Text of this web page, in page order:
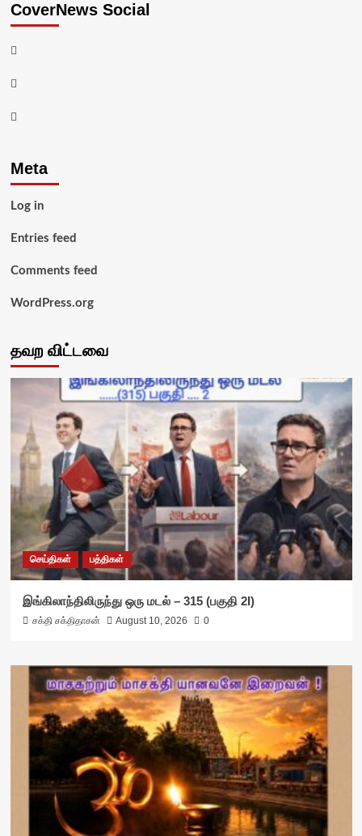
CoverNews Social
Facebook
Twitter
Youtube
Meta
Log in
Entries feed
Comments feed
WordPress.org
தவற விட்டவை
செய்திகள் பத்திகள்
இங்கிலாந்திலிருந்து ஒரு மடல் – 315 (பகுதி 2I)
சக்தி சக்திதாசன் August 10, 2026 0